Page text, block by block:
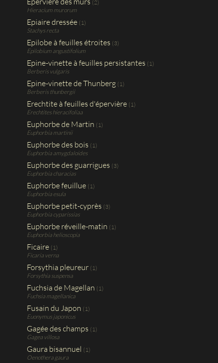
(2)
Hieracium murorum
Epiaire dressée (1)
Stachys recta
Epilobe à feuilles étroites (3)
Epilobium angustifolium
Epine-vinette à feuilles persistantes (1)
Berberis vulgaris
Epine-vinette de Thunberg (1)
Berberis thunbergii
Erechtite à feuilles d'épervière (1)
Erechtites hieracifoliaa
Euphorbe de Martin (1)
Euphorbia martinii
Euphorbe des bois (1)
Euphorbia amygdaloides
Euphorbe des guarrigues (3)
Euphorbia characias
Euphorbe feuillue (1)
Euphorbia esula
Euphorbe petit-cyprès (3)
Euphorbia cyparissias
Euphorbe réveille-matin (1)
Euphorbia helioscopia
Ficaire (1)
Ficaria verna
Forsythia pleureur (1)
Forsythia suspensa
Fuchsia de Magellan (1)
Fuchsia magellanica
Fusain du Japon (1)
Euonymus japonicus
Gagée des champs (1)
Gagea villosa
Gaura bisannuel (1)
Oenothera gaura